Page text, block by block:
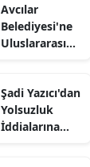
Avcılar
Belediyesi'ne
Uluslararası
Şadi Yazıcı'dan
Yolsuzluk
İddialarına